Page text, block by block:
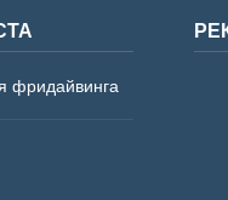
фридайвинга